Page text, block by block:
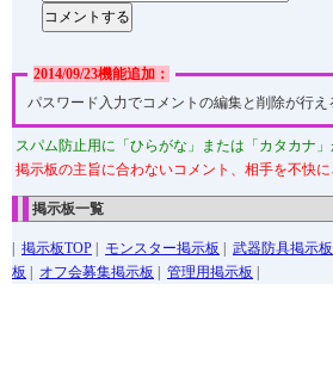
2014/09/23機能追加：
パスワード入力でコメントの編集と削除が行え
スパム防止用に「ひらがな」または「カタカナ
掲示板の主旨に合わないコメント、相手を不快
掲示板一覧
掲示板TOP モンスター掲示板 武器防具掲示板
板
オフ会募集掲示板 管理用掲示板